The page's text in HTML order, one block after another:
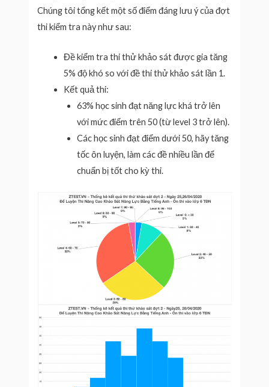
Chúng tôi tổng kết một số điểm đáng lưu ý của đợt
thi kiểm tra này như sau:
Đề kiểm tra thi thử khảo sát được gia tăng
5% độ khó so với đề thi thử khảo sát lần 1.
Kết quả thi:
63% học sinh đạt năng lực khá trở lên
với mức điểm trên 50 (từ level 3 trở lên).
Các học sinh đạt điểm dưới 50, hãy tăng
tốc ôn luyện, làm các đề nhiều lần để
chuẩn bị tốt cho kỳ thi.